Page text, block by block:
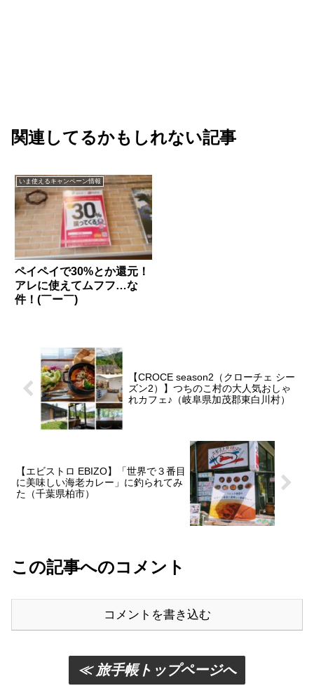
関連してるかもしれない記事
いま使えるキャンペーン情報
ペイペイで30%とか還元！
アレに使えてムフフ…な
件！(￣ー￣)
【CROCE season2（クローチェ シー
ズン2）】つちのこ村の大人気おしゃ
れカフェ♪（岐阜県加茂郡東白川村）
【エビストロ EBIZO】「世界で３番目
に美味しい海老カレー」に釣られてみ
た（千葉県柏市）
この記事へのコメント
コメントを書き込む
≪ 旅手帳トップページへ